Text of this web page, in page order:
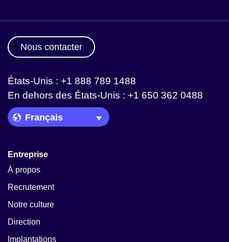
Nous contacter
États-Unis : +1 888 789 1488
En dehors des États-Unis : +1 650 362 0488
Language Picker
Entreprise
À propos
Recrutement
Notre culture
Direction
Implantations